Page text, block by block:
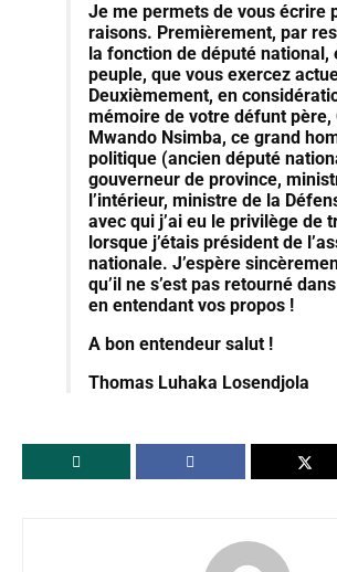
Je me permets de vous écrire
raisons. Premièrement, par
la fonction de député national,
peuple, que vous exercez
Deuxièmement, en
mémoire de votre défunt père,
Mwando Nsimba, ce grand
politique (ancien député
gouverneur de province,
l’intérieur, ministre de la
avec qui j’ai eu le privilège de
lorsque j’étais président de
nationale. J’espère
qu’il ne s’est pas retourné
en entendant vos propos !
A bon entendeur salut !
Thomas Luhaka Losendjola